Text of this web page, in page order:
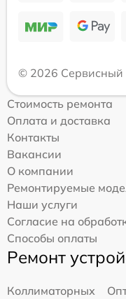
© 2026 Сервисный
Стоимость ремонта
Оплата и доставка
Контакты
Вакансии
О компании
Ремонтируемые
Наши услуги
Согласие на
Способы оплаты
Ремонт
Коллиматорных